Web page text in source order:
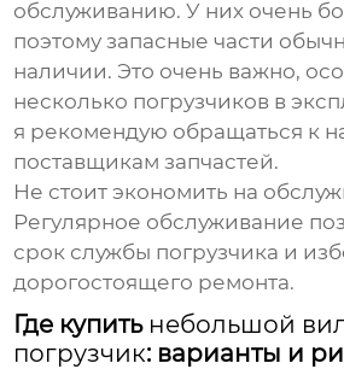
обслуживанию. У них очень
поэтому запасные части
наличии. Это очень важно,
несколько погрузчиков в
я рекомендую обращаться к
поставщикам запчастей.
Не стоит экономить на
Регулярное обслуживание
срок службы погрузчика и
дорогостоящего ремонта.
Где купить небольшой
погрузчик: варианты и